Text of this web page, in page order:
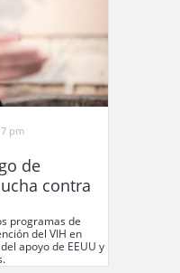
pm
de
contra
programas de
del VIH en
apoyo de EEUU y